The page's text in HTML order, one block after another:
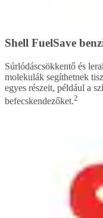
Shell FuelSave
Súrlódáscsökkentő és
molekulák segíthetnek
egyes részeit, például a
befecskendezőket.2